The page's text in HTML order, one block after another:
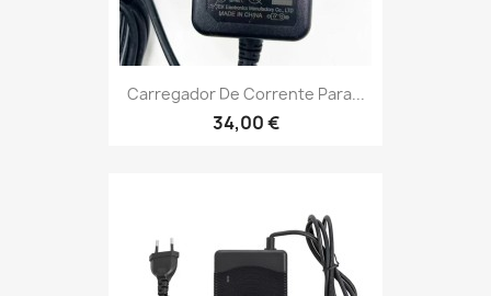
Carregador De Corrente Para...
34,00 €